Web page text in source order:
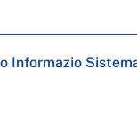
Informazio